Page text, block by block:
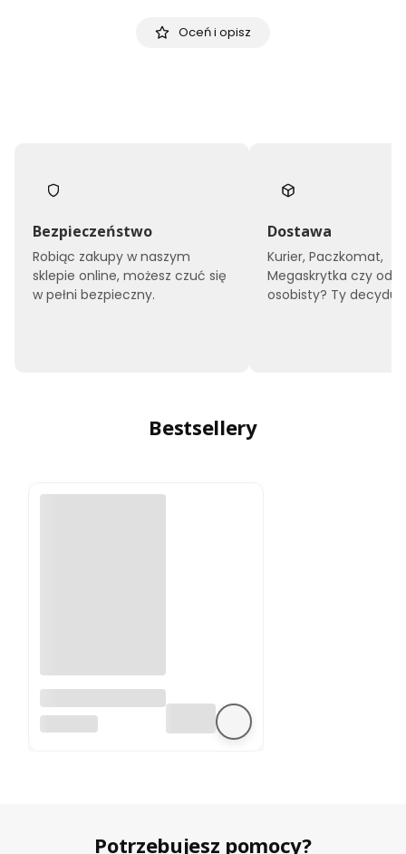
Oceń i opisz
Bezpieczeństwo
Robiąc zakupy w naszym
sklepie online, możesz czuć się
w pełni bezpieczny.
Dostawa
Kurier, Paczkomat,
Megaskrytka czy
osobisty? Ty
Bestsellery
A4988 sterownik
silnika krokowego
Potrzebujesz pomocy?